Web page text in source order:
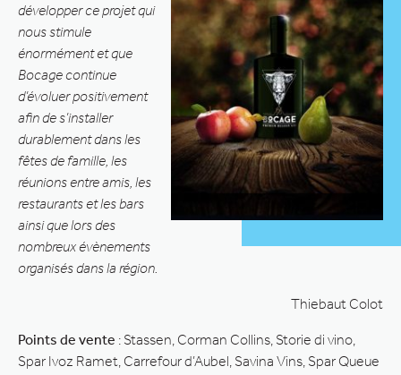
développer ce projet qui
nous stimule
énormément et que
Bocage continue
d’évoluer positivement
afin de s’installer
durablement dans les
fêtes de famille, les
réunions entre amis, les
restaurants et les bars
ainsi que lors des
nombreux évènements
organisés dans la région.
Thiebaut Colot
Points de vente : Stassen, Corman Collins, Storie di vino,
Spar Ivoz Ramet, Carrefour d’Aubel, Savina Vins, Spar Queue